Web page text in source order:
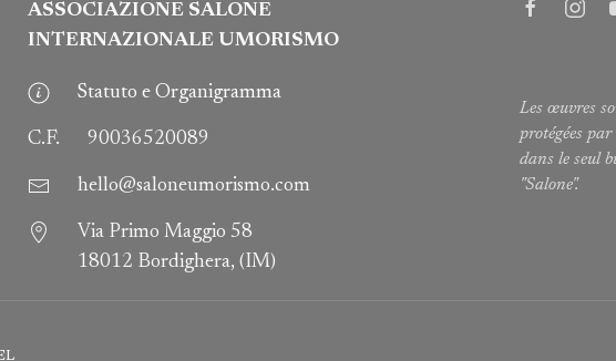
ASSOCIAZIONE SALONE
INTERNAZIONALE UMORISMO
Statuto e Organigramma
C.F. 90036520089
hello@saloneumorismo.com
Via Primo Maggio 58
18012 Bordighera, (IM)
Les œuvres
protégées
dans le seul
"Salone".